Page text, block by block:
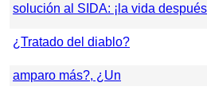
solución al SIDA: ¡la vida
¿Tratado del diablo?
amparo más?, ¿Un